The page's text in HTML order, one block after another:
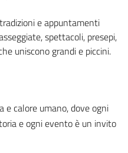
e appuntamenti
spettacoli, presepi,
uniscono grandi e piccini.
e calore umano, dove ogni
e ogni evento è un invito